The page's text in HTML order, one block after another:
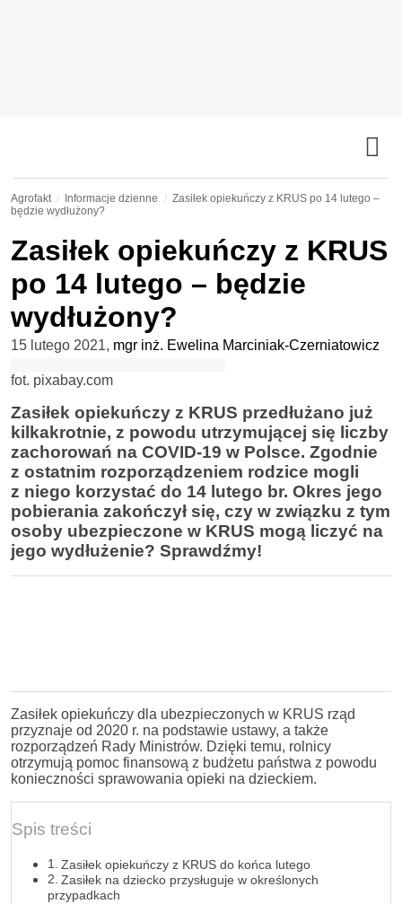
Agrofakt Informacje dzienne
Zasiłek opiekuńczy z KRUS po 14 lutego –
będzie wydłużony?
Zasiłek opiekuńczy z KRUS
po 14 lutego – będzie
wydłużony?
15 lutego 2021, mgr inż. Ewelina Marciniak-Czerniatowicz
fot. pixabay.com
Zasiłek opiekuńczy z KRUS przedłużano już
kilkakrotnie, z powodu utrzymującej się liczby
zachorowań na COVID-19 w Polsce. Zgodnie
z ostatnim rozporządzeniem rodzice mogli
z niego korzystać do 14 lutego br. Okres jego
pobierania zakończył się, czy w związku z tym
osoby ubezpieczone w KRUS mogą liczyć na
jego wydłużenie? Sprawdźmy!
Zasiłek opiekuńczy dla ubezpieczonych w KRUS rząd
przyznaje od 2020 r. na podstawie ustawy, a także
rozporządzeń Rady Ministrów. Dzięki temu, rolnicy
otrzymują pomoc finansową z budżetu państwa z powodu
konieczności sprawowania opieki na dzieckiem.
Spis treści
Zasiłek opiekuńczy z KRUS do końca lutego
Zasiłek na dziecko przysługuje w określonych
przypadkach